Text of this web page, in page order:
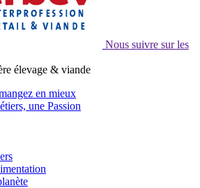
Nous suivre sur les
élevage & viande
en mieux
une Passion